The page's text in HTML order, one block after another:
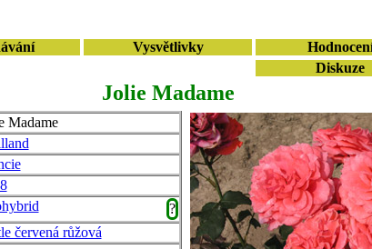
Vysvětlivky
Diskuze
Jolie Madame
Madame
?
červená růžová